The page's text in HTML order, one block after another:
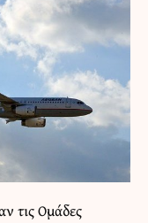
τις Ομάδες